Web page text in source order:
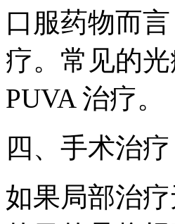
口服药物而
疗。常见的
PUVA 治疗。
四、手术治疗
如果局部治